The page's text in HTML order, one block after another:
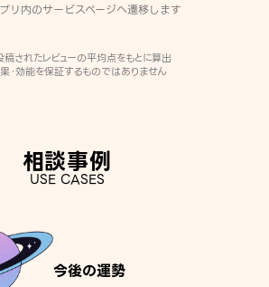
リ内のサービスページへ遷移します
されたレビューの平均点をもとに算出
効能を保証するものではありません
相談事例
USE CASES
今後の運勢